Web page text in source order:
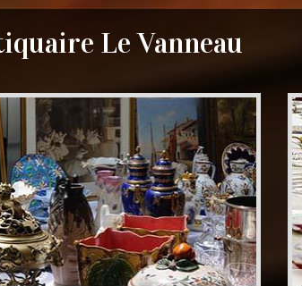
Le Vanneau